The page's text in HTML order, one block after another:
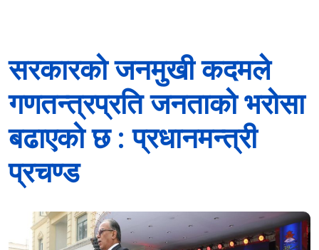
सरकारको जनमुखी कदमले
गणतन्त्रप्रति जनताको भरोसा
बढाएको छ : प्रधानमन्त्री
प्रचण्ड